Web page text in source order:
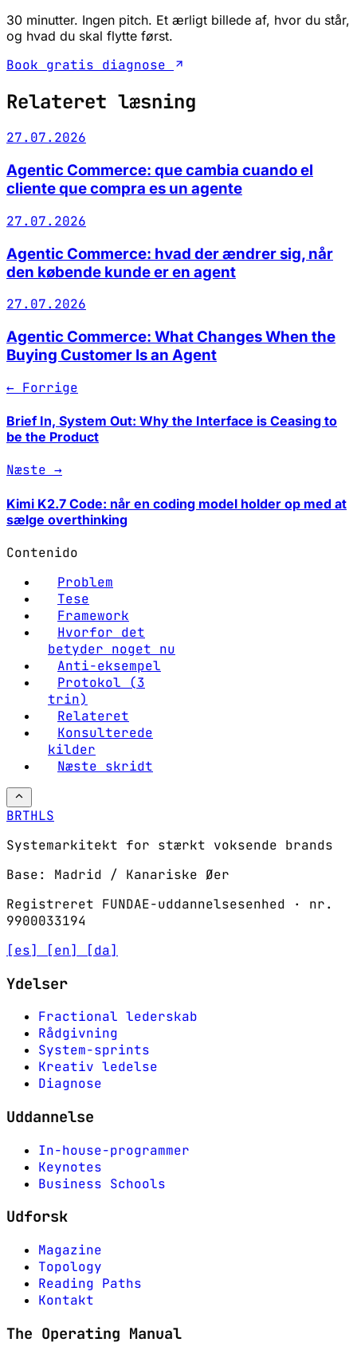
30 minutter. Ingen pitch. Et ærligt billede af, hvor du står,
og hvad du skal flytte først.
Book gratis diagnose
Relateret læsning
27.07.2026
Agentic Commerce: que cambia cuando el
cliente que compra es un agente
27.07.2026
Agentic Commerce: hvad der ændrer sig, når
den købende kunde er en agent
27.07.2026
Agentic Commerce: What Changes When the
Buying Customer Is an Agent
← Forrige
Brief In, System Out: Why the Interface is Ceasing to
be the Product
Næste →
Kimi K2.7 Code: når en coding model holder op med at
sælge overthinking
Contenido
Problem
Tese
Framework
Hvorfor det
betyder noget nu
Anti-eksempel
Protokol (3
trin)
Relateret
Konsulterede
kilder
Næste skridt
BRTHLS
Systemarkitekt for stærkt voksende brands
Base: Madrid / Kanariske Øer
Registreret FUNDAE-uddannelsesenhed · nr.
9900033194
[es]
[en] [da]
Ydelser
Fractional lederskab
Rådgivning
System-sprints
Kreativ ledelse
Diagnose
Uddannelse
In-house-programmer
Keynotes
Business Schools
Udforsk
Magazine
Topology
Reading Paths
Kontakt
The Operating Manual